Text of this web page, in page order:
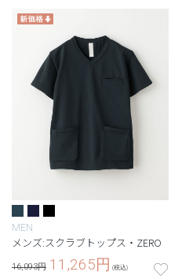
ュクス)」。
MEN
メンズ:スクラブトップス・ZERO
16,093円 11,265円 (税込)